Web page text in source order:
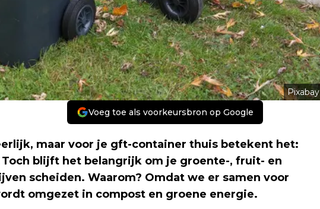
Pixabay
Voeg toe als voorkeursbron op Google
maar voor je gft-container thuis betekent het:
blijft het belangrijk om je groente-, fruit- en
scheiden. Waarom? Omdat we er samen voor
omgezet in compost en groene energie.